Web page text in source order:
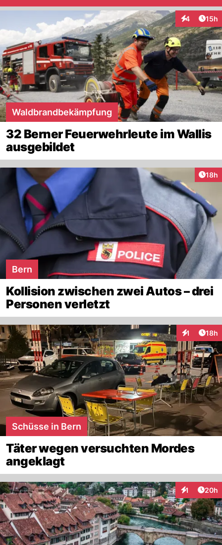
4
Interaktionen
15h
Waldbrandbekämpfung
32 Berner Feuerwehrleute im Wallis
ausgebildet
18h
Bern
Kollision zwischen zwei Autos – drei
Personen verletzt
1 18h
Schüsse in Bern
Täter wegen versuchten Mordes
angeklagt
1
Interaktionen
20h